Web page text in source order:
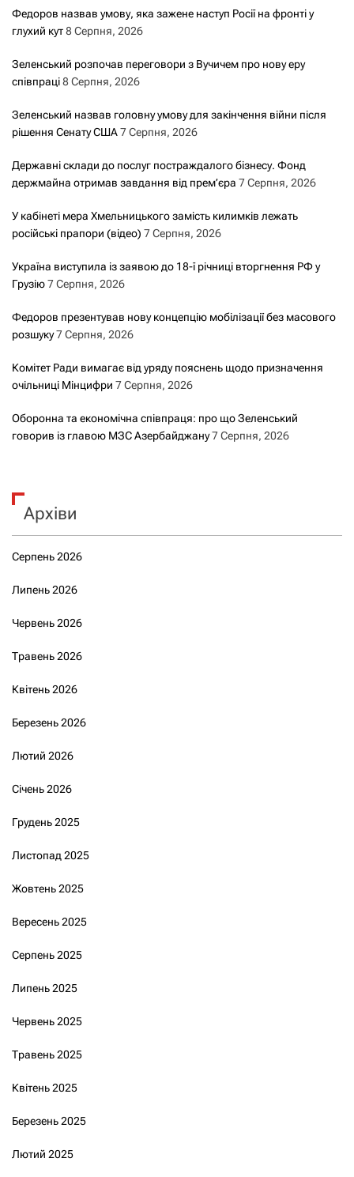
Федоров назвав умову, яка зажене наступ Росії на фронті у
глухий кут8 Серпня, 2026
Зеленський розпочав переговори з Вучичем про нову еру
співпраці8 Серпня, 2026
Зеленський назвав головну умову для закінчення війни після
рішення Сенату США7 Серпня, 2026
Державні склади до послуг постраждалого бізнесу. Фонд
держмайна отримав завдання від прем’єра 7 Серпня, 2026
У кабінеті мера Хмельницького замість килимків лежать
російські прапори (відео) 7 Серпня, 2026
Україна виступила із заявою до 18-ї річниці вторгнення РФ у
Грузію7 Серпня, 2026
Федоров презентував нову концепцію мобілізації без масового
розшуку7 Серпня, 2026
Комітет Ради вимагає від уряду пояснень щодо призначення
очільниці Мінцифри 7 Серпня, 2026
Оборонна та економічна співпраця: про що Зеленський
говорив із главою МЗС Азербайджану7 Серпня, 2026
Архіви
Серпень 2026
Липень 2026
Червень 2026
Травень 2026
Квітень 2026
Березень 2026
Лютий 2026
Січень 2026
Грудень 2025
Листопад 2025
Жовтень 2025
Вересень 2025
Серпень 2025
Липень 2025
Червень 2025
Травень 2025
Квітень 2025
Березень 2025
Лютий 2025